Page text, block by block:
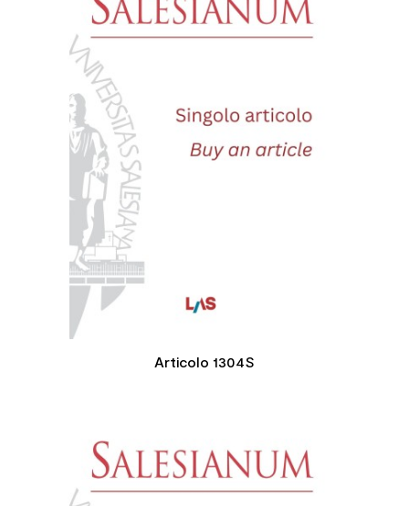
Articolo 1304S